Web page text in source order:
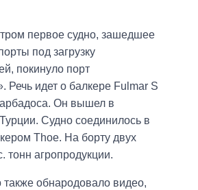
первое судно, зашедшее
под загрузку
покинуло порт
Речь идет о балкере Fulmar S
Он вышел в
Судно соединилось в
Thoe. На борту двух
тонн агропродукции.
также обнародовало видео,